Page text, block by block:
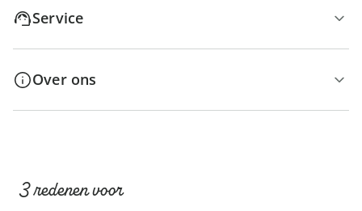
Service
Over ons
3 redenen voor